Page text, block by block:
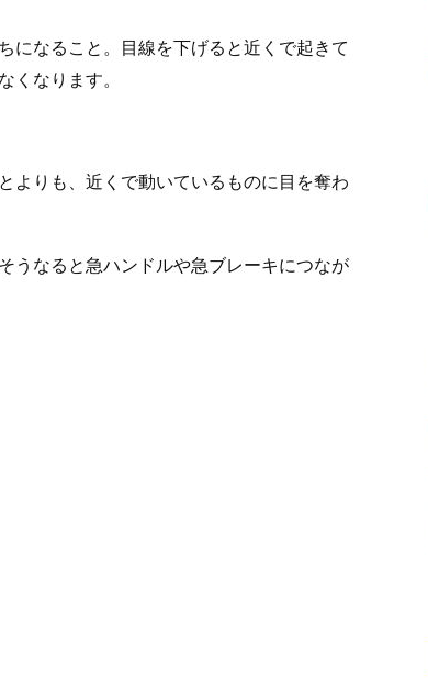
になること。目線を下げると近くで起きて
くなります。
よりも、近くで動いているものに目を奪わ
うなると急ハンドルや急ブレーキにつなが